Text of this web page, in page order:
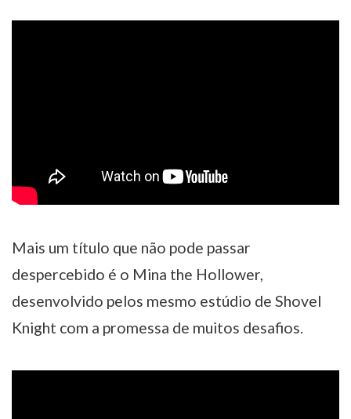
Mais um título que não pode passar
despercebido é o Mina the Hollower,
desenvolvido pelos mesmo estúdio de Shovel
Knight com a promessa de muitos desafios.